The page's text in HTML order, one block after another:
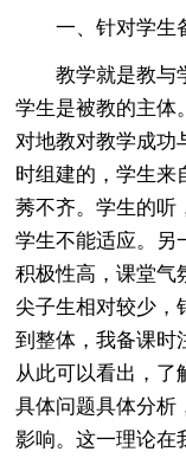
一、针对学生
教学就是教与
学生是被教的主体
对地教对教学成功
时组建的，学生来
莠不齐。学生的听
学生不能适应。另
积极性高，课堂气
尖子生相对较少，
到整体，我备课时
从此可以看出，了
具体问题具体分析
影响。这一理论在